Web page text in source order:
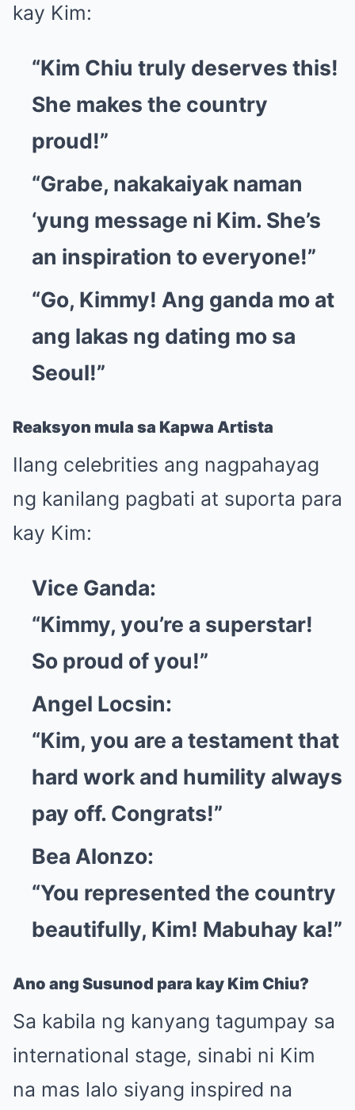
kay Kim:
“Kim Chiu truly deserves this!
She makes the country
proud!”
“Grabe, nakakaiyak naman
‘yung message ni Kim. She’s
an inspiration to everyone!”
“Go, Kimmy! Ang ganda mo at
ang lakas ng dating mo sa
Seoul!”
Reaksyon mula sa Kapwa Artista
Ilang celebrities ang nagpahayag
ng kanilang pagbati at suporta para
kay Kim:
Vice Ganda:
“Kimmy, you’re a superstar!
So proud of you!”
Angel Locsin:
“Kim, you are a testament that
hard work and humility always
pay off. Congrats!”
Bea Alonzo:
“You represented the country
beautifully, Kim! Mabuhay ka!”
Ano ang Susunod para kay Kim Chiu?
Sa kabila ng kanyang tagumpay sa
international stage, sinabi ni Kim
na mas lalo siyang inspired na